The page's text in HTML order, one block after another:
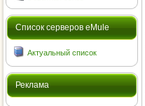
Cписок серверов eMule
Актуальный список
Реклама